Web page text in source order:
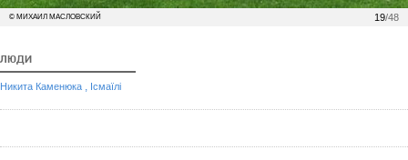
19/48
© МИХАИЛ МАСЛОВСКИЙ
ЛЮДИ
Никита Каменюка , Ісмаїлі